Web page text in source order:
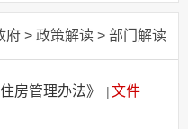
府 > 政策解读 > 部门解读
房管理办法》 |文件